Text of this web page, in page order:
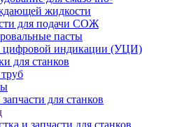
жидкости
для подачи СОЖ
пасты
цифровой индикации (УЦИ)
для станков
для станков
и запчасти для станков